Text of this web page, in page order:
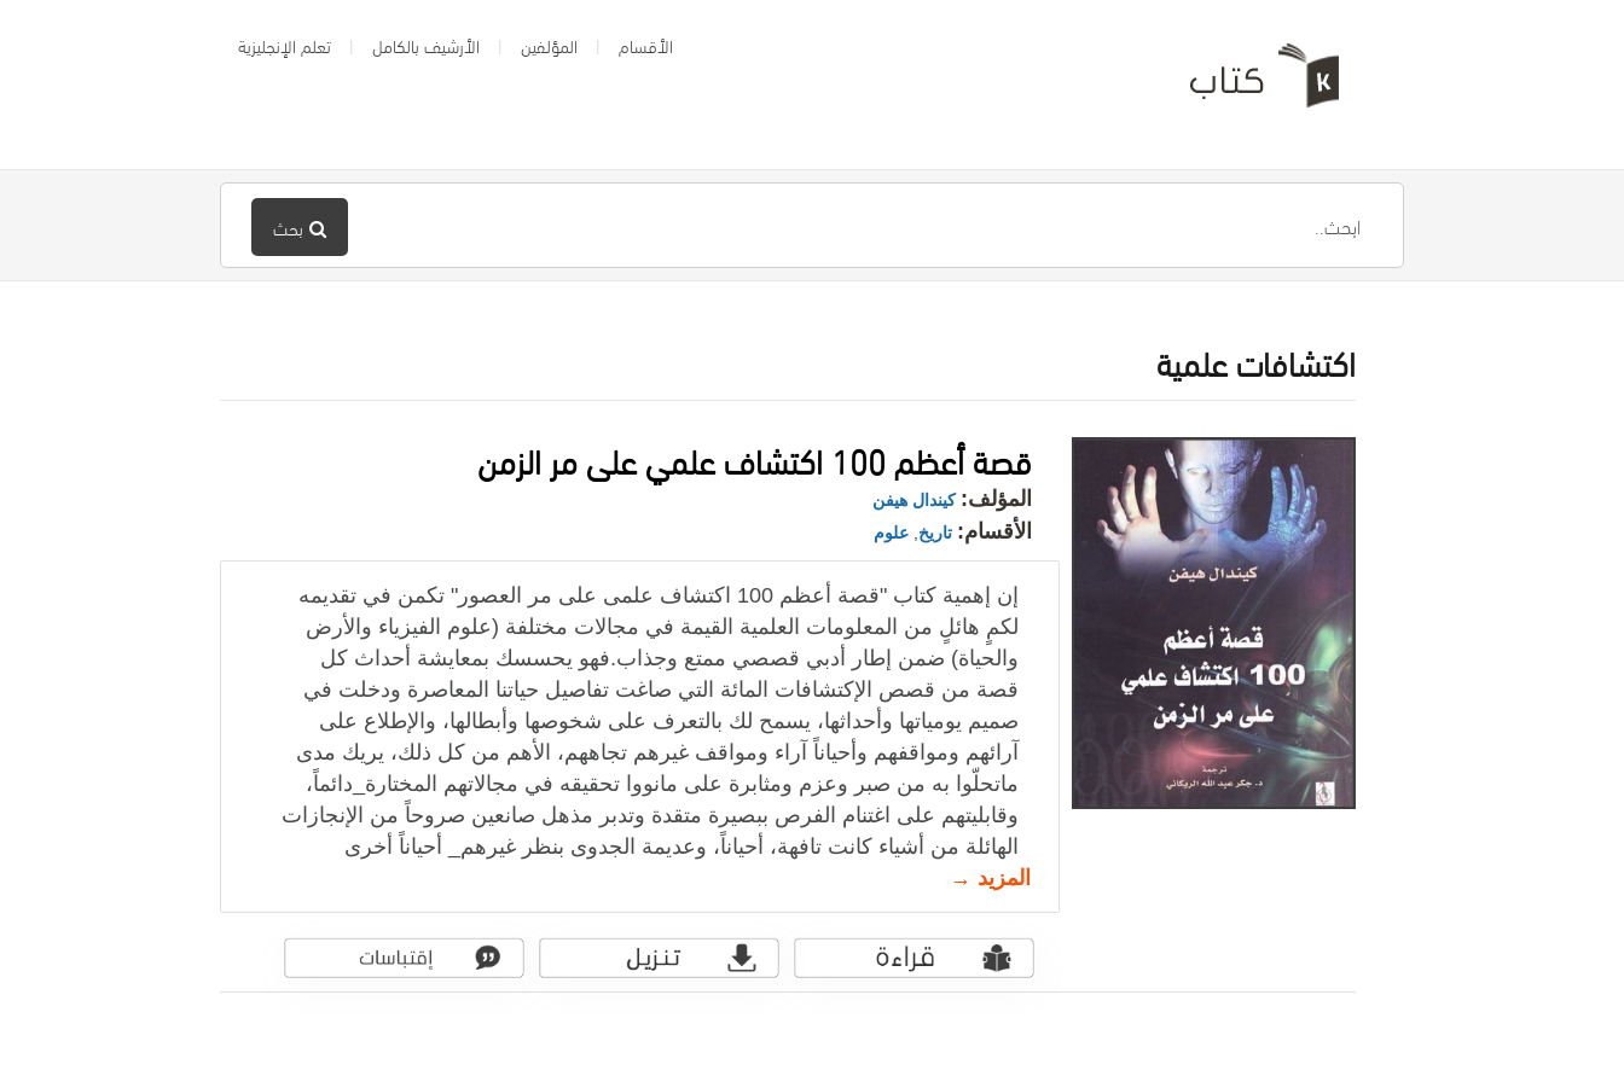
الأقسام المؤلفين الأرشيف بالكامل تعلم الإنجليزية
بحث
اكتشافات علمية
قصة أعظم 100 اكتشاف علمي على مر الزمن
المؤلف: كيندال هيفن
الأقسام: تاريخ علوم
إن إهمية كتاب "قصة أعظم 100 اكتشاف علمى على مر العصور" تكمن في تقديمه
لكمٍ هائلٍ من المعلومات العلمية القيمة في مجالات مختلفة (علوم الفيزياء والأرض
والحياة) ضمن إطار أدبي قصصي ممتع وجذاب.فهو يحسسك بمعايشة أحداث كل
قصة من قصص الإكتشافات المائة التي صاغت تفاصيل حياتنا المعاصرة ودخلت في
صميم يومياتها وأحداثها، يسمح لك بالتعرف على شخوصها وأبطالها، والإطلاع على
آرائهم ومواقفهم وأحياناً آراء ومواقف غيرهم تجاههم، الأهم من كل ذلك، يريك مدى
ماتحلّوا به من صبر وعزم ومثابرة على مانووا تحقيقه في مجالاتهم المختارة_دائماً،
وقابليتهم على اغتنام الفرص ببصيرة متقدة وتدبر مذهل صانعين صروحاً من الإنجازات
الهائلة من أشياء كانت تافهة، أحياناً، وعديمة الجدوى بنظر غيرهم_ أحياناً أخرى
المزيد →